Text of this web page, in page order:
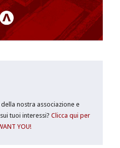
nostra associazione e
tuoi interessi?Clicca qui per
YOU!